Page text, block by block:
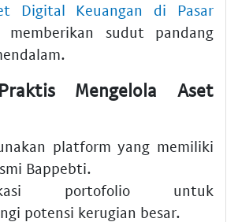
Digital Keuangan di Pasar
memberikan sudut pandang
Mengelola Aset
platform yang memiliki
Bappebti.
portofolio untuk
potensi kerugian besar.